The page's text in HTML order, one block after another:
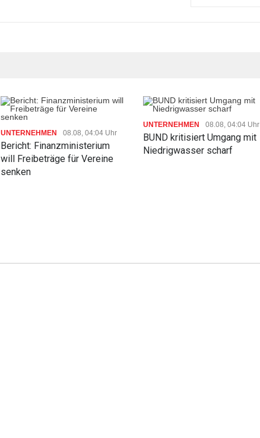
UNTERNEHMEN 08.08, 04:04 Uhr
Bericht: Finanzministerium
will Freibeträge für Vereine
senken
UNTERNEHMEN 08.08, 04:04 Uhr
BUND kritisiert Umgang mit
Niedrigwasser scharf